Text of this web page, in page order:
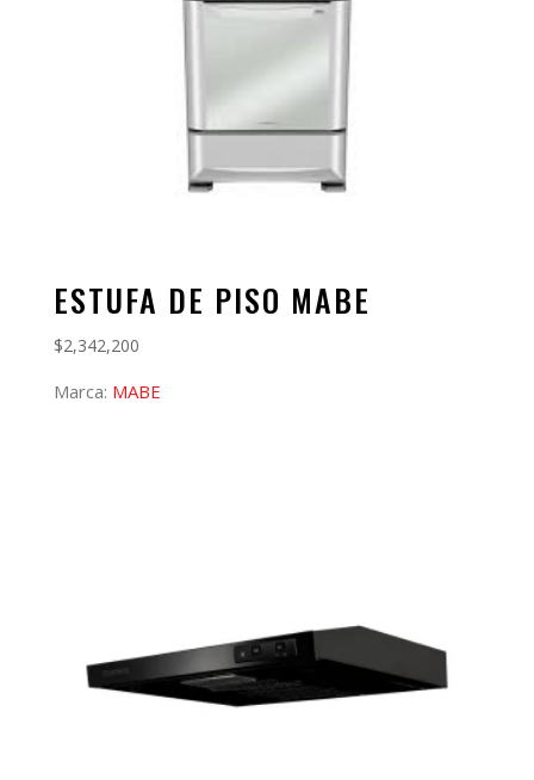
ESTUFA DE PISO MABE
$2,342,200
Marca: MABE